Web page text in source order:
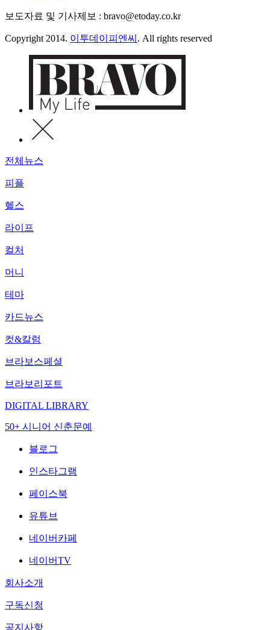
보도자료 및 기사제보 : bravo@etoday.co.kr
Copyright 2014. 이투데이피엔씨 . All rights reserved
전체뉴스
피플
헬스
라이프
컬처
머니
테마
카드뉴스
컷&칼럼
브라보스페셜
브라보리포트
DIGITAL LIBRARY
50+ 시니어 신춘문예
블로그
인스타그램
페이스북
유튜브
네이버카페
네이버TV
회사소개
구독신청
공지사항